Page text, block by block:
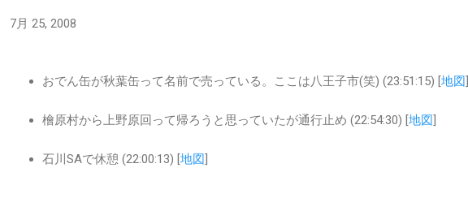
7月 25, 2008
おでん缶が秋葉缶って名前で売っている。ここは八王子市(笑) (23:51:15) [地図]
檜原村から上野原回って帰ろうと思っていたが通行止め (22:54:30) [地図]
石川SAで休憩 (22:00:13) [地図]